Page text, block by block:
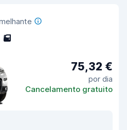
5
75,32 €
por dia
Cancelamento gratuito